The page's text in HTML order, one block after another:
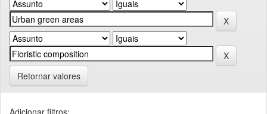
Retornar valores
Adicionar filtros: